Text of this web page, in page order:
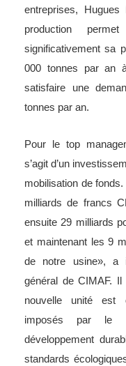
entreprises,
production
significativement sa
000 tonnes par an
satisfaire une
tonnes par an.
Pour le top
s’agit d’un
mobilisation de
milliards de francs
ensuite 29 milliards
et maintenant les 9
de notre usine», a
général de CIMAF.
nouvelle unité est
imposés par le
développement
standards